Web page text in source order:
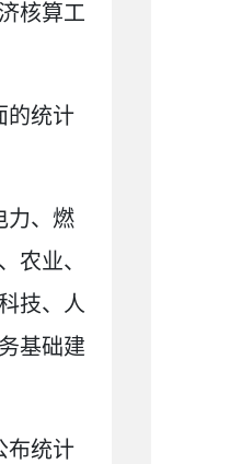
核算工
的统计
力、燃
农业、
技、人
基础建
布统计